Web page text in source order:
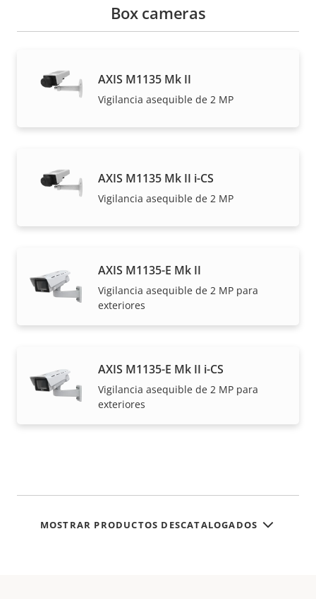
Box cameras
AXIS M1135 Mk II
Vigilancia asequible de 2 MP
AXIS M1135 Mk II i-CS
Vigilancia asequible de 2 MP
AXIS M1135-E Mk II
Vigilancia asequible de 2 MP para
exteriores
AXIS M1135-E Mk II i-CS
Vigilancia asequible de 2 MP para
exteriores
MOSTRAR PRODUCTOS DESCATALOGADOS